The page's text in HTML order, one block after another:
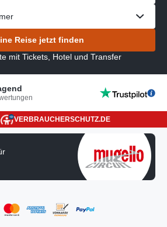
Reise jetzt finden
mit Tickets, Hotel und Transfer
VERBRAUCHERSCHUTZ.DE